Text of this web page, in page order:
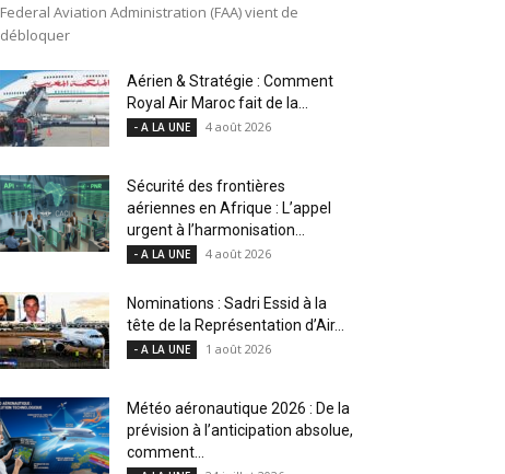
Federal Aviation Administration (FAA) vient de
débloquer
Aérien & Stratégie : Comment
Royal Air Maroc fait de la...
- A LA UNE 4 août 2026
Sécurité des frontières
aériennes en Afrique : L’appel
urgent à l’harmonisation...
- A LA UNE 4 août 2026
Nominations : Sadri Essid à la
tête de la Représentation d’Air...
- A LA UNE 1 août 2026
Météo aéronautique 2026 : De la
prévision à l’anticipation absolue,
comment...